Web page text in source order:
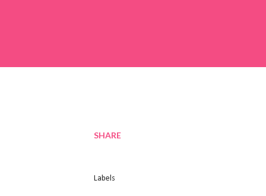
SHARE
Labels